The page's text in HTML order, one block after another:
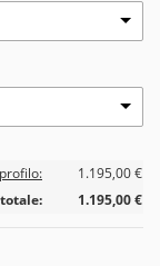
1.195,00 €
1.195,00 €